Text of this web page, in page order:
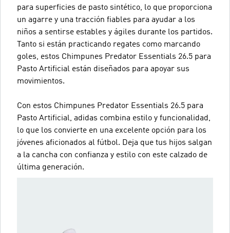
para superficies de pasto sintético, lo que proporciona
un agarre y una tracción fiables para ayudar a los
niños a sentirse estables y ágiles durante los partidos.
Tanto si están practicando regates como marcando
goles, estos Chimpunes Predator Essentials 26.5 para
Pasto Artificial están diseñados para apoyar sus
movimientos.
Con estos Chimpunes Predator Essentials 26.5 para
Pasto Artificial, adidas combina estilo y funcionalidad,
lo que los convierte en una excelente opción para los
jóvenes aficionados al fútbol. Deja que tus hijos salgan
a la cancha con confianza y estilo con este calzado de
última generación.